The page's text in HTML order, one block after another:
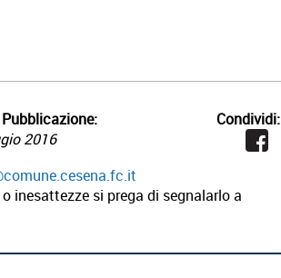
2016
Condividi:
inesattezze si prega di segnalarlo a